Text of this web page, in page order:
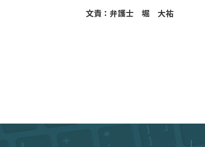
文責：弁護士 堀 大祐